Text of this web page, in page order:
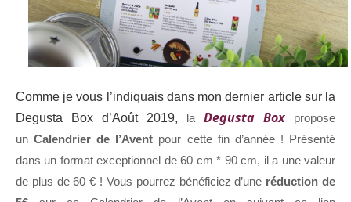
Comme je vous l’indiquais dans mon dernier article sur la
Degusta Box d’Août 2019,
la Degusta Box propose
unCalendrier de l’Avent pour cette fin d’année ! Présenté
dans un format exceptionnel de 60 cm * 90 cm, il a une valeur
de plus de 60 € ! Vous pourrez bénéficiez d’une réduction de